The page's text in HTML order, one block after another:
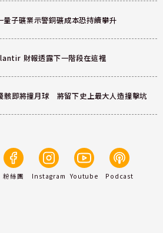
量子礦業示警銅礦成本恐持續攀升
財報透露下一階段在這裡
骸即將撞月球 將留下史上最大人造撞擊坑
粉絲團 Instagram Youtube Podcast